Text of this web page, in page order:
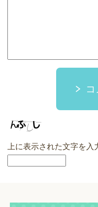
上に表示された文字を入